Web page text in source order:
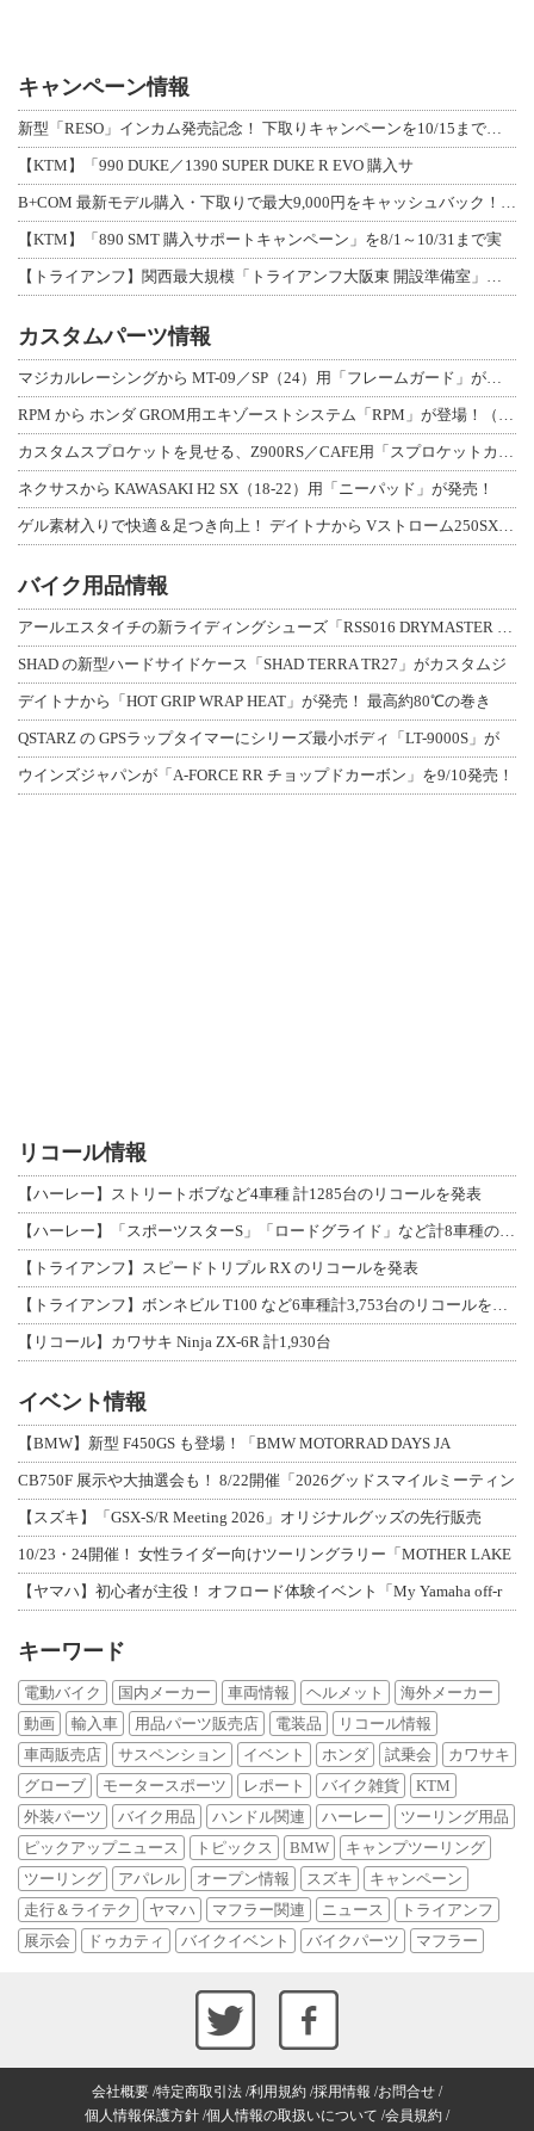
キャンペーン情報
【KTM】「990 DUKE／1390 SUPER DUKE R EVO 購入サ
【KTM】「890 SMT 購入サポートキャンペーン」を8/1～10/31まで実
カスタムパーツ情報
ネクサスから KAWASAKI H2 SX（18-22）用「ニーパッド」が発売！
バイク用品情報
SHAD の新型ハードサイドケース「SHAD TERRA TR27」がカスタムジ
デイトナから「HOT GRIP WRAP HEAT」が発売！ 最高約80℃の巻き
QSTARZ の GPSラップタイマーにシリーズ最小ボディ「LT-9000S」が
ウインズジャパンが「A-FORCE RR チョップドカーボン」を9/10発売！
リコール情報
【ハーレー】ストリートボブなど4車種 計1285台のリコールを発表
【トライアンフ】スピードトリプル RX のリコールを発表
【リコール】カワサキ Ninja ZX-6R 計1,930台
イベント情報
【BMW】新型 F450GS も登場！「BMW MOTORRAD DAYS JA
CB750F 展示や大抽選会も！ 8/22開催「2026グッドスマイルミーティン
【スズキ】「GSX-S/R Meeting 2026」オリジナルグッズの先行販売
10/23・24開催！ 女性ライダー向けツーリングラリー「MOTHER LAKE
【ヤマハ】初心者が主役！ オフロード体験イベント「My Yamaha off-r
キーワード
電動バイク 国内メーカー 車両情報 ヘルメット
海外メーカー
動画
輸入車 用品パーツ販売店 電装品
リコール情報
車両販売店
サスペンション イベント ホンダ 試乗会
カワサキ
グローブ
モータースポーツ レポート バイク雑貨
KTM
外装パーツ
バイク用品 ハンドル関連 ハーレー
ツーリング用品
ピックアップニュース
トピックス BMW
キャンプツーリング
ツーリング
アパレル オープン情報 スズキ
キャンペーン
走行＆ライテク
ヤマハ マフラー関連 ニュース
トライアンフ
展示会
ドゥカティ バイクイベント バイクパーツ マフラー
会社概要 特定商取引法 利用規約 採用情報 お問合せ
個人情報保護方針 個人情報の取扱いについて 会員規約